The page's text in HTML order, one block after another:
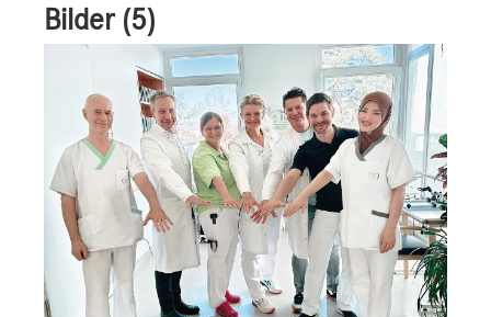
Bilder (5)